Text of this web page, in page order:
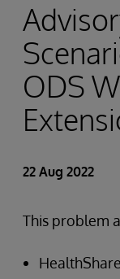
ODS
22 Aug 2022
This problem